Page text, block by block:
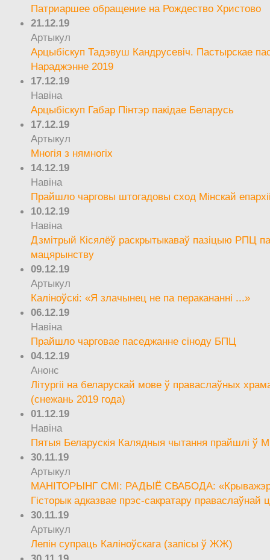
Патриаршее обращение на Рождество Христово
21.12.19
Артыкул
Арцыбіскуп Тадэвуш Кандрусевіч. Пастырскае
Нараджэнне 2019
17.12.19
Навіна
Арцыбіскуп Габар Пінтэр пакідае Беларусь
17.12.19
Артыкул
Многія з нямногіх
14.12.19
Навіна
Прайшло чарговы штогадовы сход Мінскай
10.12.19
Навіна
Дзмітрый Кісялёў раскрытыкаваў пазіцыю РПЦ
мацярынству
09.12.19
Артыкул
Каліноўскі: «Я злачынец не па перакананні ...»
06.12.19
Навіна
Прайшло чарговае паседжанне сіноду БПЦ
04.12.19
Анонс
Літургіі на беларускай мове ў праваслаўных
(снежань 2019 года)
01.12.19
Навіна
Пятыя Беларускія Калядныя чытання прайшлі ў
30.11.19
Артыкул
МАНІТОРЫНГ СМІ: РАДЫЁ СВАБОДА:
Гісторык адказвае прэс-сакратару праваслаўнай
30.11.19
Артыкул
Лепін супраць Каліноўскага (запісы ў ЖЖ)